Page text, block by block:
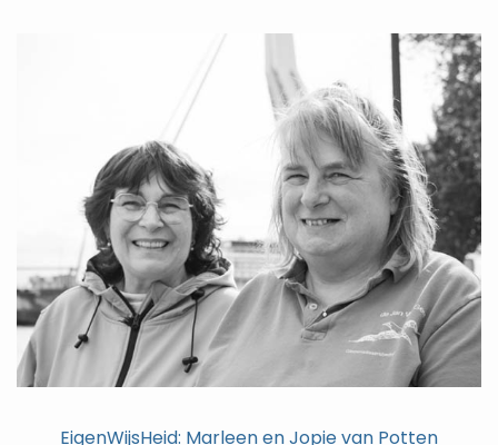
EigenWijsHeid: Marleen en Jopie van Potten